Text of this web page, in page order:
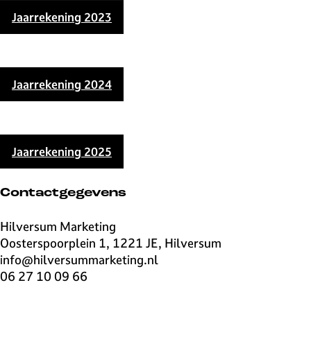
Jaarrekening 2023
Jaarrekening 2024
Jaarrekening 2025
Contactgegevens
Hilversum Marketing
Oosterspoorplein 1, 1221 JE, Hilversum
info@hilversummarketing.nl
06 27 10 09 66